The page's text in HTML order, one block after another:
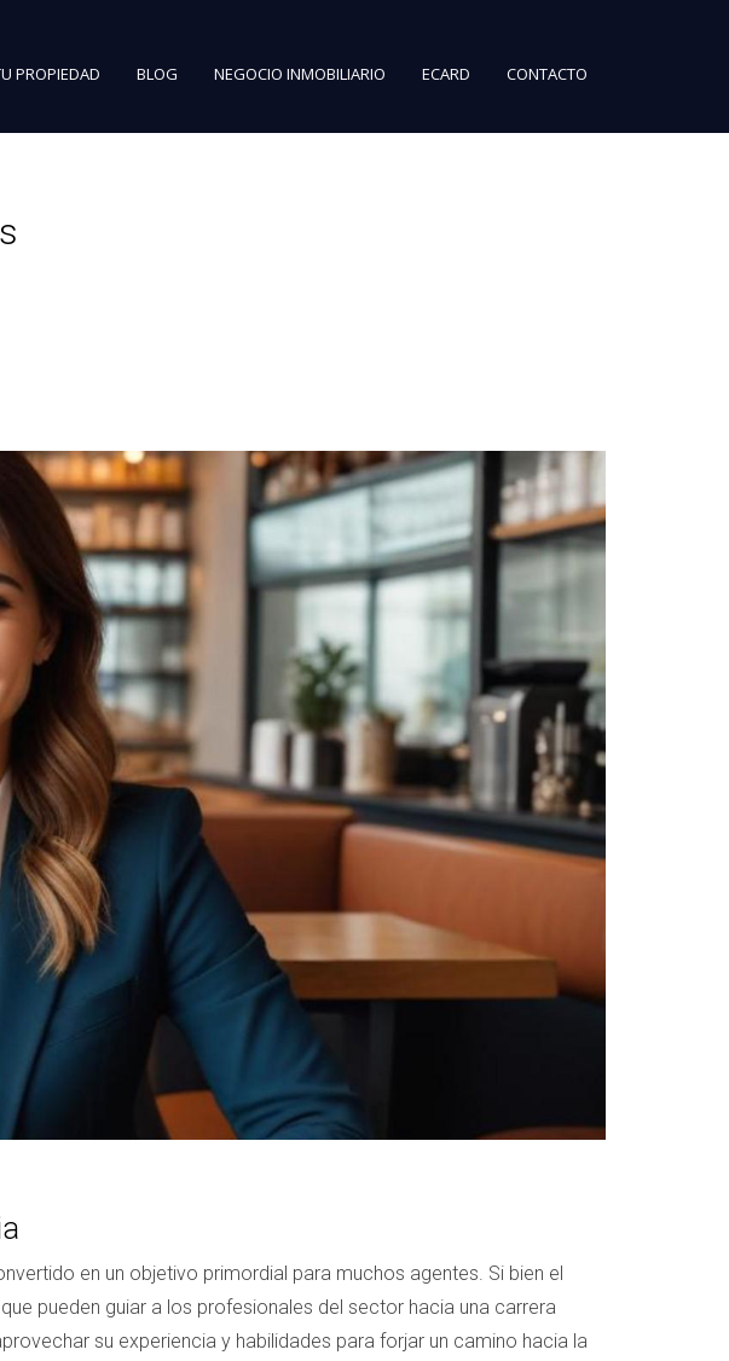
PROPIEDAD BLOG NEGOCIO INMOBILIARIO ECARD CONTACTO
en un objetivo primordial para muchos agentes. Si bien el
pueden guiar a los profesionales del sector hacia una carrera
su experiencia y habilidades para forjar un camino hacia la